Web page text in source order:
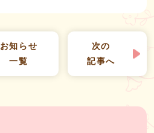
お知らせ
一覧
次の
記事へ